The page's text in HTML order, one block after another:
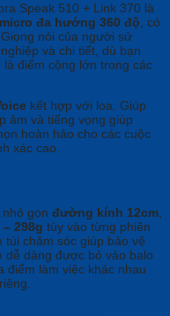
Speak 510 + Link 370 là
micro đa hướng 360 độ, có
nói của người sử
và chi tiết, dù bạn
điểm cộng lớn trong các
kết hợp với loa. Giúp
âm và tiếng vọng giúp
hoàn hảo cho các cuộc
xác cao.
gọn đường kính 12cm,
298g tùy vào từng phiên
túi chăm sóc giúp bảo vệ
dễ dàng được bỏ vào balo
điểm làm việc khác nhau